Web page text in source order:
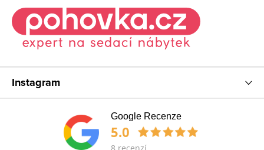
Instagram
Google Recenze
5.0